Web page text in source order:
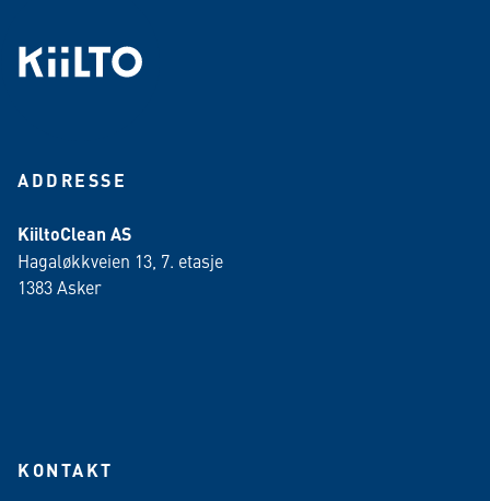
ADDRESSE
KiiltoClean AS
Hagaløkkveien 13, 7. etasje
1383 Asker
KONTAKT